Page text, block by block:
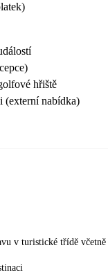
hřiště
(externí nabídka)
v turistické třídě